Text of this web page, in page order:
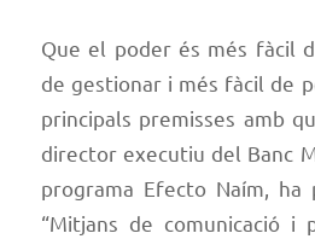
Que el poder és més fàcil
de gestionar i més fàcil de
principals premisses amb
director executiu del Banc
programa Efecto Naím, ha
“Mitjans de comunicació i